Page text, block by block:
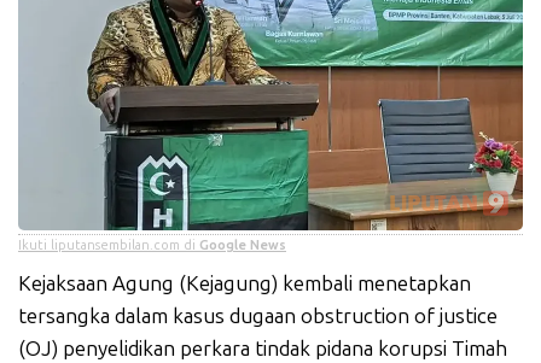
Ikuti liputansembilan.com di Google News
Kejaksaan Agung (Kejagung) kembali menetapkan
tersangka dalam kasus dugaan obstruction of justice
(OJ) penyelidikan perkara tindak pidana korupsi Timah